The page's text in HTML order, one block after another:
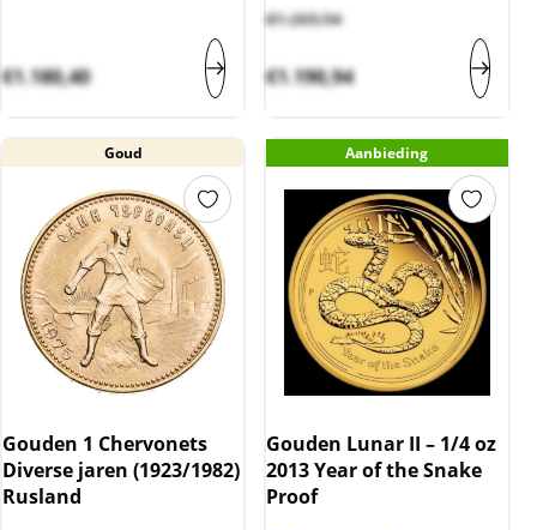
€1.180,40
€1.265,94
€1.190,94
Goud
Gouden 1 Chervonets
Diverse jaren (1923/1982)
Rusland
Aanbieding
Gouden Lunar II – 1/4 oz
2013 Year of the Snake
Proof